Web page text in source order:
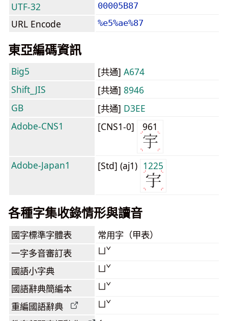
UTF-32 00005B87
URL Encode %e5%ae%87
東亞編碼資訊
Big5 [共通] A674
Shift_JIS
[共通] 8946
GB
[共通] D3EE
Adobe-CNS1
[CNS1-0] 961
Adobe-Japan1 [Std] (aj1) 1225
各種字集收錄情形與讀音
國字標準字體表 常用字（甲表）
一字多音審訂表 ㄩˇ
國語小字典 ㄩˇ
國語辭典簡編本 ㄩˇ
重編國語辭典 ㄩˇ